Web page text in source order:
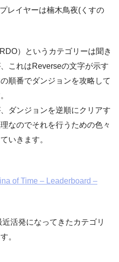
レイヤーは楠木鳥夜(くすの
）というカテゴリーは聞き
これはReverseの文字が示す
順番でダンジョンを攻略して
ダンジョンを逆順にクリアす
なのでそれを行うための色々
いきます。
of Time – Leaderboard –
活発になってきたカテゴリ
。